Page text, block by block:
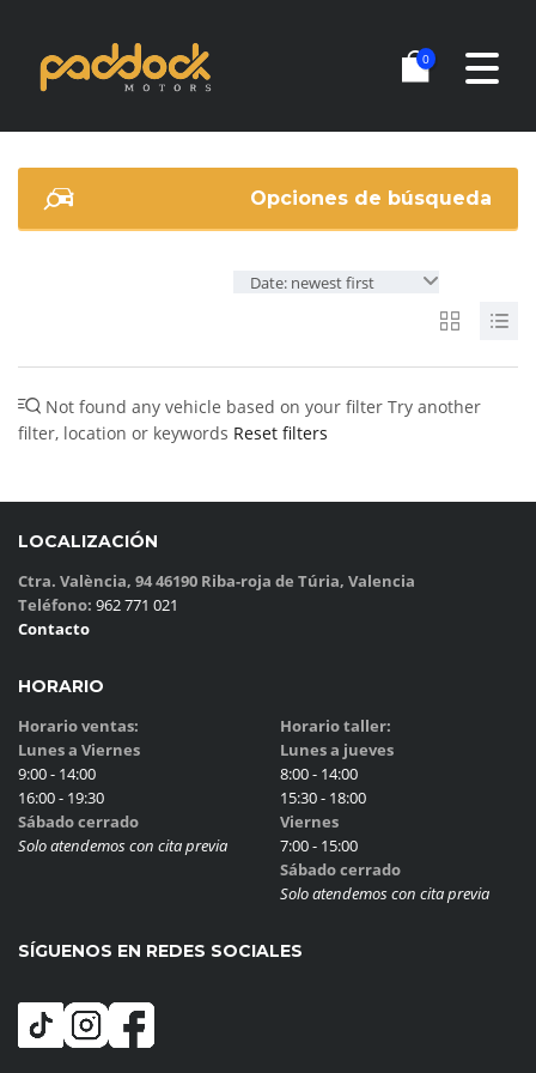
0
Opciones de búsqueda
Date: newest first
Not found any vehicle based on your filter Try another
filter, location or keywords Reset filters
LOCALIZACIÓN
Ctra. València, 94 46190 Riba-roja de Túria, Valencia
Teléfono: 962 771 021
Contacto
HORARIO
Horario ventas:
Lunes a Viernes
9:00 - 14:00
16:00 - 19:30
Sábado cerrado
Solo atendemos con cita previa
Horario taller:
Lunes a jueves
8:00 - 14:00
15:30 - 18:00
Viernes
7:00 - 15:00
Sábado cerrado
Solo atendemos con cita previa
SÍGUENOS EN REDES SOCIALES